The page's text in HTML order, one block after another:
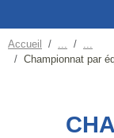
Accueil
Championnat par